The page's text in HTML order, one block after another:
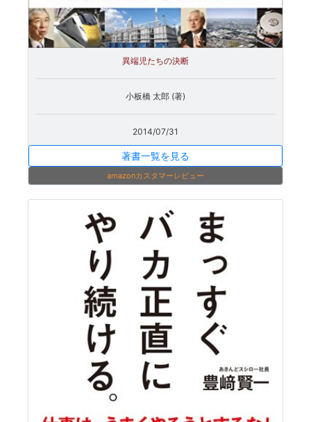
異端児たちの決断
小板橋 太郎 (著)
2014/07/31
著書一覧を見る
amazonカスタマーレビュー